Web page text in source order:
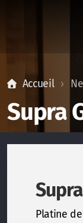
Accueil
Supra
Platine